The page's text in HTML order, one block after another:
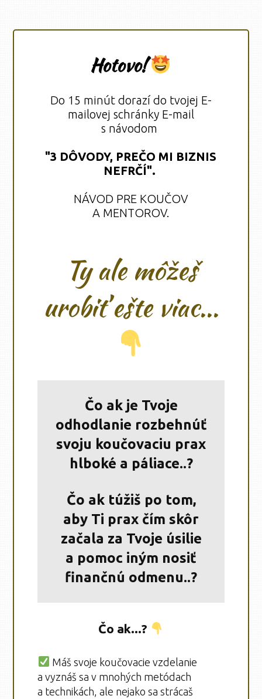
Hotovo!
Do 15 minút dorazí do tvojej E-
mailovej schránky E-mail
s návodom
"3 DÔVODY, PREČO MI BIZNIS
NEFRČÍ".
NÁVOD PRE KOUČOV
A MENTOROV.
Ty ale môžeš
urobiť ešte viac...
Čo ak je Tvoje
odhodlanie rozbehnúť
svoju koučovaciu prax
hlboké a páliace..?
Čo ak túžiš po tom,
aby Ti prax čím skôr
začala za Tvoje úsilie
a pomoc iným nosiť
finančnú odmenu..?
Čo ak...?
Máš svoje koučovacie vzdelanie
a vyznáš sa v mnohých metódach
a technikách, ale nejako sa strácaš